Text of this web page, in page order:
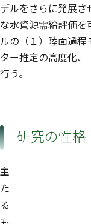
デルをさらに発展
な水資源需給評価
ルの（１）陸面過
ター推定の高度化
行う。
研究の性格
主
た
る